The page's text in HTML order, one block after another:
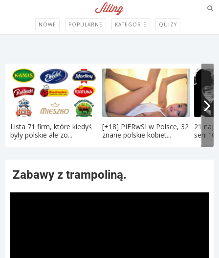
NOWE POPULARNE KATEGORIE QUIZY
Lista 71 firm, które kiedyś
były polskie ale zo...
[+18] PIERwSI w Polsce, 32
znane polskie kobiet...
21
serii
Zabawy z trampoliną.